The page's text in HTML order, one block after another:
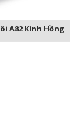
A82 Kính Hồng